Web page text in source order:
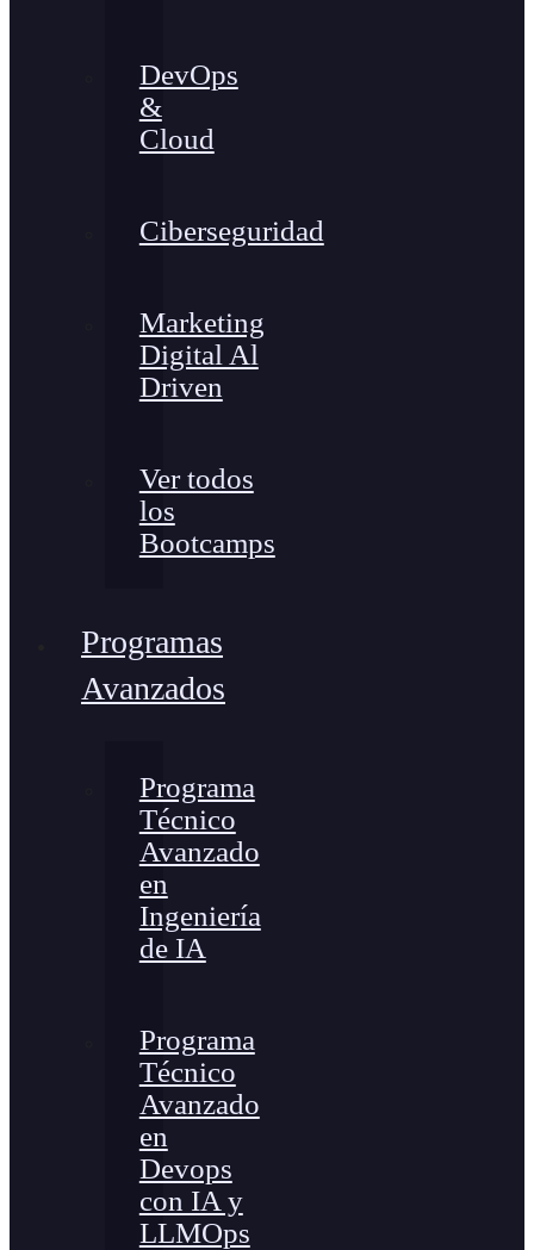
DevOps
&
Cloud
Ciberseguridad
Marketing
Digital Al
Driven
Ver todos
los
Bootcamps
Programas
Avanzados
Programa
Técnico
Avanzado
en
Ingeniería
de IA
Programa
Técnico
Avanzado
en
Devops
con IA y
LLMOps